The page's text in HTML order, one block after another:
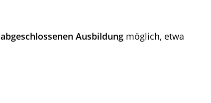
abgeschlossenen Ausbildung möglich, etwa